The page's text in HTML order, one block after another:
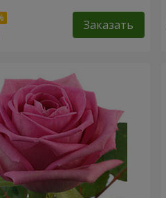
Заказать